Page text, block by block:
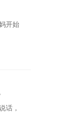
开始
话，